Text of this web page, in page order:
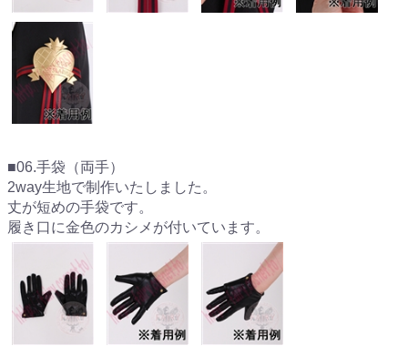
■06.手袋（両手）
2way生地で制作いたしました。
丈が短めの手袋です。
履き口に金色のカシメが付いています。